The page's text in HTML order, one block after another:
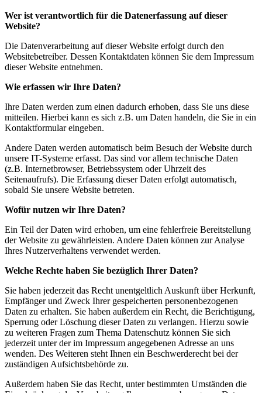
Wer ist verantwortlich für die Datenerfassung auf dieser
Website?
Die Datenverarbeitung auf dieser Website erfolgt durch den
Websitebetreiber. Dessen Kontaktdaten können Sie dem Impressum
dieser Website entnehmen.
Wie erfassen wir Ihre Daten?
Ihre Daten werden zum einen dadurch erhoben, dass Sie uns diese
mitteilen. Hierbei kann es sich z.B. um Daten handeln, die Sie in ein
Kontaktformular eingeben.
Andere Daten werden automatisch beim Besuch der Website durch
unsere IT-Systeme erfasst. Das sind vor allem technische Daten
(z.B. Internetbrowser, Betriebssystem oder Uhrzeit des
Seitenaufrufs). Die Erfassung dieser Daten erfolgt automatisch,
sobald Sie unsere Website betreten.
Wofür nutzen wir Ihre Daten?
Ein Teil der Daten wird erhoben, um eine fehlerfreie Bereitstellung
der Website zu gewährleisten. Andere Daten können zur Analyse
Ihres Nutzerverhaltens verwendet werden.
Welche Rechte haben Sie bezüglich Ihrer Daten?
Sie haben jederzeit das Recht unentgeltlich Auskunft über Herkunft,
Empfänger und Zweck Ihrer gespeicherten personenbezogenen
Daten zu erhalten. Sie haben außerdem ein Recht, die Berichtigung,
Sperrung oder Löschung dieser Daten zu verlangen. Hierzu sowie
zu weiteren Fragen zum Thema Datenschutz können Sie sich
jederzeit unter der im Impressum angegebenen Adresse an uns
wenden. Des Weiteren steht Ihnen ein Beschwerderecht bei der
zuständigen Aufsichtsbehörde zu.
Außerdem haben Sie das Recht, unter bestimmten Umständen die